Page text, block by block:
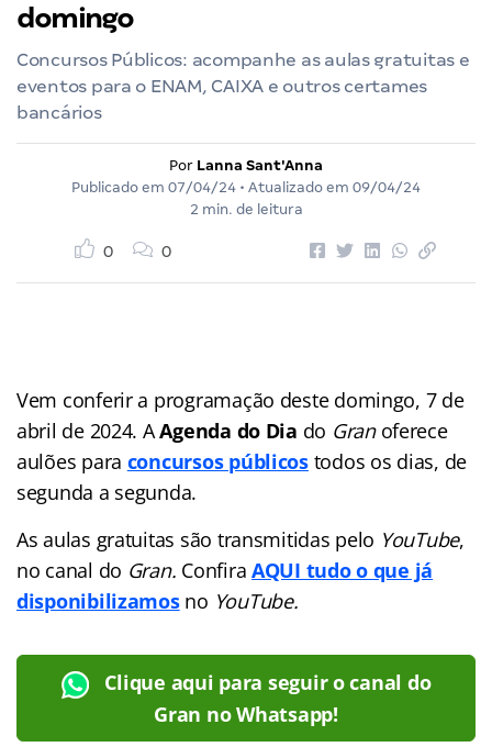
domingo
Concursos Públicos: acompanhe as aulas gratuitas e
eventos para o ENAM, CAIXA e outros certames
bancários
Por Lanna Sant'Anna
Publicado em 07/04/24 • Atualizado em 09/04/24
2 min. de leitura
0 0
Vem conferir a programação deste domingo, 7 de
abril de 2024. AAgenda do Dia do Gran oferece
aulões para concursos públicostodos os dias, de
segunda a segunda.
As aulas gratuitas são transmitidas pelo YouTube,
no canal do Gran. Confira AQUI tudo o que já
disponibilizamosno YouTube.
Clique aqui para seguir o canal do
Gran no Whatsapp!